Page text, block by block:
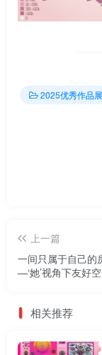
2025优秀作品展
上一篇
一间只属于自己的
—‘她’视角下友好
相关推荐